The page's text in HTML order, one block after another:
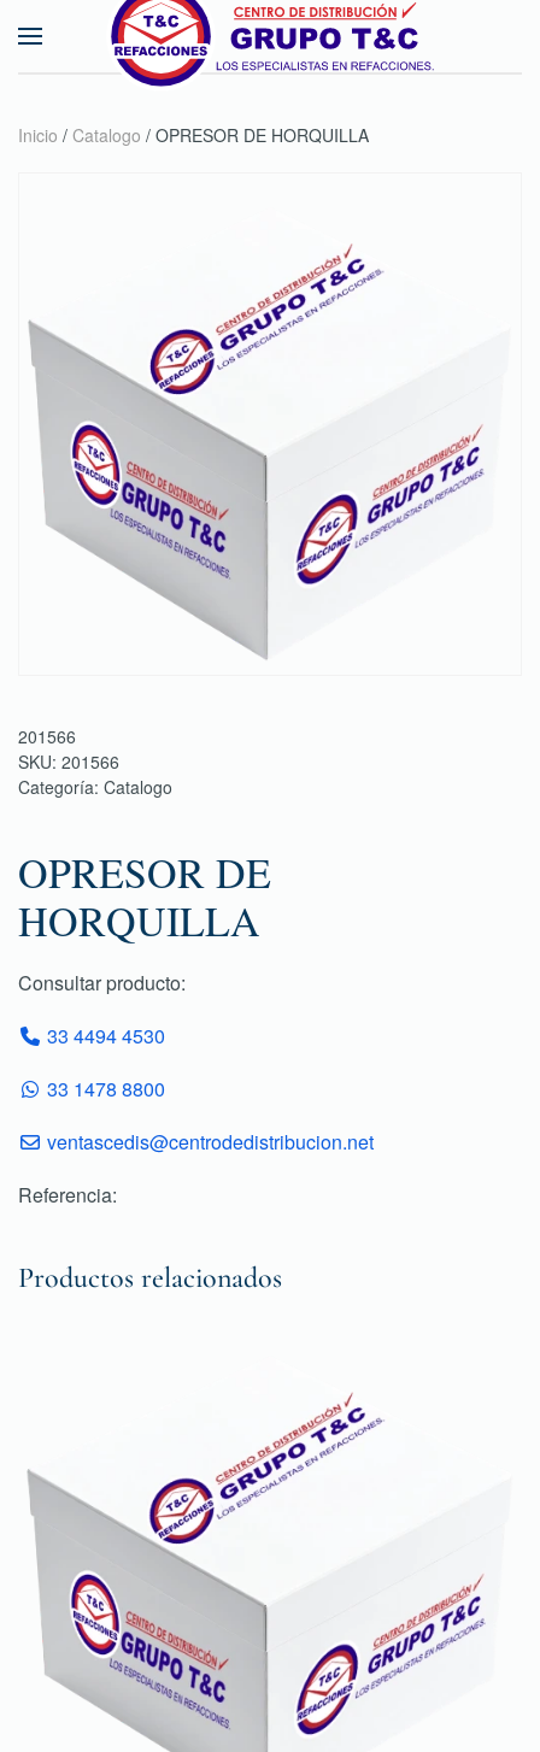
Skip to main content
Inicio / Catalogo / OPRESOR DE HORQUILLA
201566
SKU: 201566
Categoría: Catalogo
OPRESOR DE
HORQUILLA
Consultar producto:
33 4494 4530
33 1478 8800
ventascedis@centrodedistribucion.net
Referencia:
Productos relacionados